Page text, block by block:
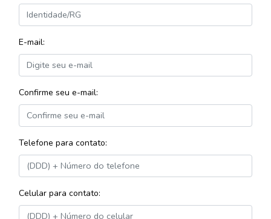
E-mail:
Confirme seu e-mail:
Telefone para contato:
Celular para contato: